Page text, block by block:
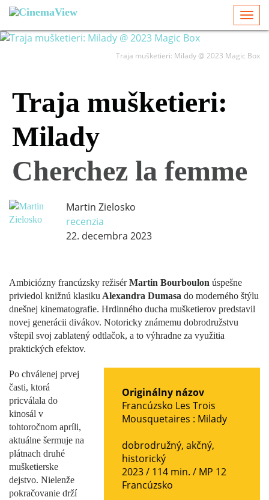
Traja mušketieri: Milady @ 2023 Magic Box
Traja mušketieri:
Milady
Cherchez la femme
Martin Zielosko
recenzia
22. decembra 2023
Ambiciózny francúzsky režisérMartin Bourboulon úspešne
priviedol knižnú klasiku Alexandra Dumasa do moderného štýlu
dnešnej kinematografie. Hrdinného ducha mušketierov predstavil
novej generácii divákov. Notoricky známemu dobrodružstvu
vštepil svoj zablatený odtlačok, a to výhradne za využitia
praktických efektov.
Originálny názov
Francúzsko Les Trois
Mousquetaires : Milady
dobrodružný, akčný,
historický
2023 / 114 min. / MP 12
Francúzsko
Po chválenej prvej
časti, ktorá
pricválala do
kinosál v
tohtoročnom apríli,
aktuálne šermuje na
plátnach druhé
mušketierske
dejstvo. Nielenže
pokračovanie drží